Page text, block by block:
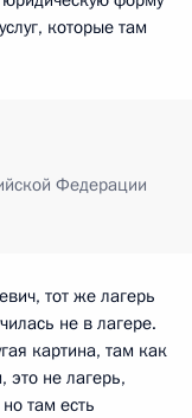
которые там
Федерации
тот же лагерь
не в лагере.
картина, там как
это не лагерь,
там есть